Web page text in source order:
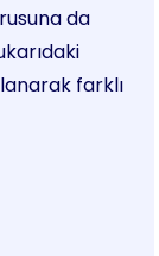
da
farklı